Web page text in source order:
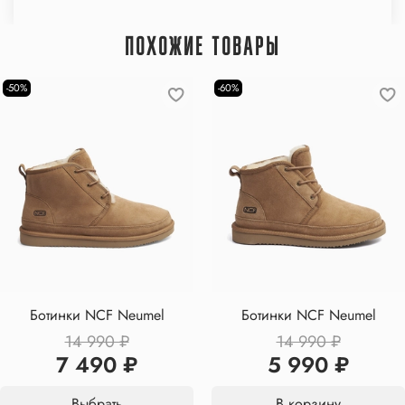
ПОХОЖИЕ ТОВАРЫ
-50%
Ботинки NCF Neumel
14 990 ₽
7 490 ₽
-60%
Ботинки NCF Neumel
14 990 ₽
5 990 ₽